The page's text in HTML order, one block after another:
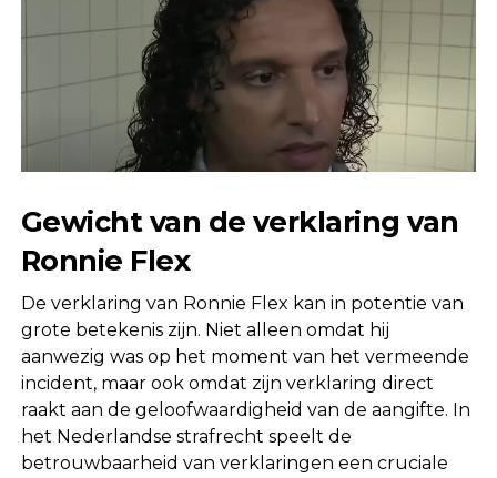
Gewicht van de verklaring van
Ronnie Flex
De verklaring van Ronnie Flex kan in potentie van
grote betekenis zijn. Niet alleen omdat hij
aanwezig was op het moment van het vermeende
incident, maar ook omdat zijn verklaring direct
raakt aan de geloofwaardigheid van de aangifte. In
het Nederlandse strafrecht speelt de
betrouwbaarheid van verklaringen een cruciale